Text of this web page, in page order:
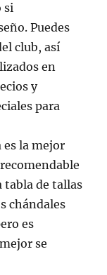
si
Puedes
club, así
en
y
para
es la mejor
tabla de tallas
chándales
es
se